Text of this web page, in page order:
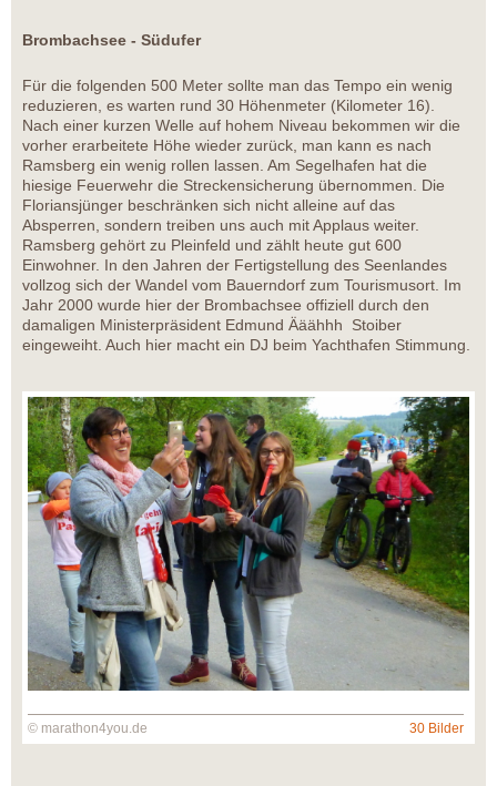
Brombachsee - Südufer
Für die folgenden 500 Meter sollte man das Tempo ein wenig
reduzieren, es warten rund 30 Höhenmeter (Kilometer 16).
Nach einer kurzen Welle auf hohem Niveau bekommen wir die
vorher erarbeitete Höhe wieder zurück, man kann es nach
Ramsberg ein wenig rollen lassen. Am Segelhafen hat die
hiesige Feuerwehr die Streckensicherung übernommen. Die
Floriansjünger beschränken sich nicht alleine auf das
Absperren, sondern treiben uns auch mit Applaus weiter.
Ramsberg gehört zu Pleinfeld und zählt heute gut 600
Einwohner. In den Jahren der Fertigstellung des Seenlandes
vollzog sich der Wandel vom Bauerndorf zum Tourismusort. Im
Jahr 2000 wurde hier der Brombachsee offiziell durch den
damaligen Ministerpräsident Edmund Ääähhh Stoiber
eingeweiht. Auch hier macht ein DJ beim Yachthafen Stimmung.
© marathon4you.de 30 Bilder